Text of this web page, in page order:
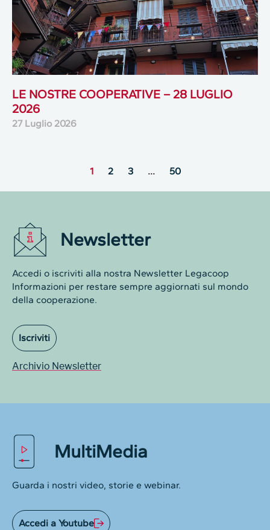
LE NOSTRE COOPERATIVE – 28 LUGLIO
2026
27 Luglio 2026
1 2 3 … 50
Newsletter
Accedi o iscriviti alla nostra Newsletter Legacoop
Informazioni per restare sempre aggiornati sul mondo
della cooperazione.
Iscriviti
Archivio Newsletter
MultiMedia
Guarda i nostri video, storie e webinar.
Accedi a Youtube